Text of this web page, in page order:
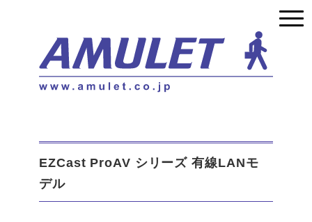
EZCast ProAV シリーズ 有線LANモ
デル